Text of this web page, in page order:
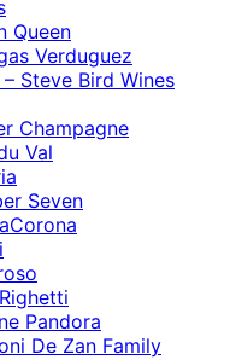
Queen
Verduguez
Steve Bird Wines
Champagne
Val
Seven
Pandora
De Zan Family